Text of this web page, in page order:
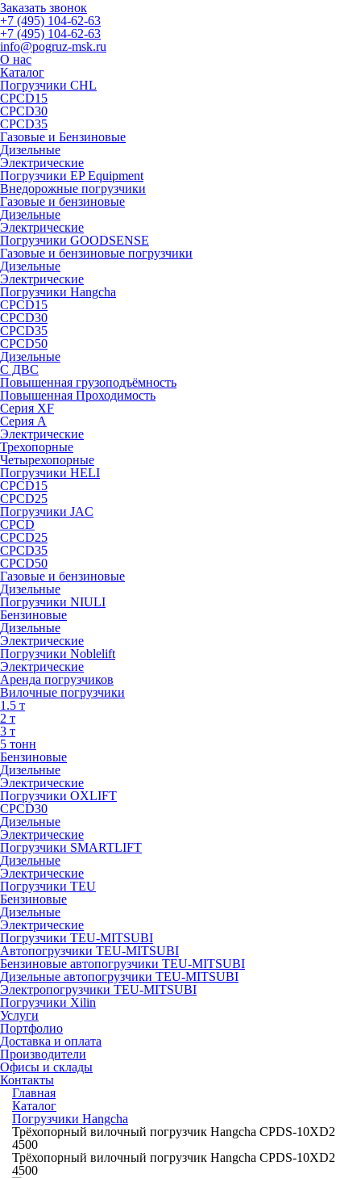
Заказать звонок
+7 (495) 104-62-63
+7 (495) 104-62-63
info@pogruz-msk.ru
О нас
Каталог
Погрузчики CHL
CPCD15
CPCD30
CPCD35
Газовые и Бензиновые
Дизельные
Электрические
Погрузчики EP Equipment
Внедорожные погрузчики
Газовые и бензиновые
Дизельные
Электрические
Погрузчики GOODSENSE
Газовые и бензиновые погрузчики
Дизельные
Электрические
Погрузчики Hangcha
CPCD15
CPCD30
CPCD35
CPCD50
Дизельные
С ДВС
Повышенная грузоподъёмность
Повышенная Проходимость
Серия XF
Серия А
Электрические
Трехопорные
Четырехопорные
Погрузчики HELI
CPCD15
CPCD25
Погрузчики JAC
CPCD
CPCD25
CPCD35
CPCD50
Газовые и бензиновые
Дизельные
Погрузчики NIULI
Бензиновые
Дизельные
Электрические
Погрузчики Noblelift
Электрические
Аренда погрузчиков
Вилочные погрузчики
1.5 т
2 т
3 т
5 тонн
Бензиновые
Дизельные
Электрические
Погрузчики OXLIFT
CPCD30
Дизельные
Электрические
Погрузчики SMARTLIFT
Дизельные
Электрические
Погрузчики TEU
Бензиновые
Дизельные
Электрические
Погрузчики TEU-MITSUBI
Автопогрузчики TEU-MITSUBI
Бензиновые автопогрузчики TEU-MITSUBI
Дизельные автопогрузчики TEU-MITSUBI
Электропогрузчики TEU-MITSUBI
Погрузчики Xilin
Услуги
Портфолио
Доставка и оплата
Производители
Офисы и склады
Контакты
Главная
Каталог
Погрузчики Hangcha
Трёхопорный вилочный погрузчик Hangcha CPDS-10XD2
4500
Трёхопорный вилочный погрузчик Hangcha CPDS-10XD2
4500